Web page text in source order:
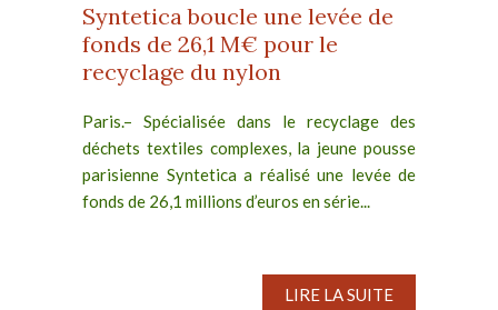
Syntetica boucle une levée de
fonds de 26,1 M€ pour le
recyclage du nylon
Paris.– Spécialisée dans le recyclage des
déchets textiles complexes, la jeune pousse
parisienne Syntetica a réalisé une levée de
fonds de 26,1 millions d’euros en série...
LIRE LA SUITE